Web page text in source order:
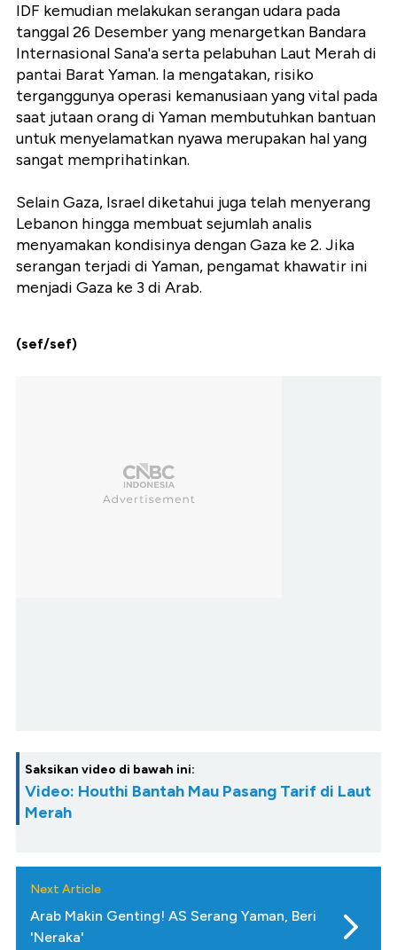
IDF kemudian melakukan serangan udara pada
tanggal 26 Desember yang menargetkan Bandara
Internasional Sana'a serta pelabuhan Laut Merah di
pantai Barat Yaman. Ia mengatakan, risiko
terganggunya operasi kemanusiaan yang vital pada
saat jutaan orang di Yaman membutuhkan bantuan
untuk menyelamatkan nyawa merupakan hal yang
sangat memprihatinkan.
Selain Gaza, Israel diketahui juga telah menyerang
Lebanon hingga membuat sejumlah analis
menyamakan kondisinya dengan Gaza ke 2. Jika
serangan terjadi di Yaman, pengamat khawatir ini
menjadi Gaza ke 3 di Arab.
(sef/sef)
Saksikan video di bawah ini:
Video: Houthi Bantah Mau Pasang Tarif di Laut
Merah
Next Article
Arab Makin Genting! AS Serang Yaman, Beri
'Neraka'